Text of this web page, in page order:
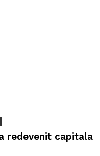
redevenit capitala